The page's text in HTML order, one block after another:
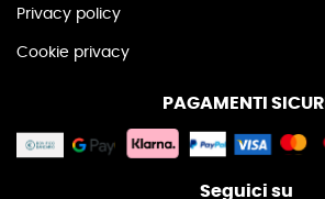
Privacy policy
Cookie privacy
PAGAMENTI SICURI
Seguici su